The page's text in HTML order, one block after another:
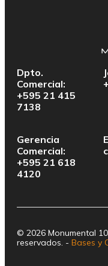
Dpto.
Comercial:
+595 21 415
7138
Gerencia
Comercial:
+595 21 618
4120
© 2026 Monumental
reservados. - Bases y